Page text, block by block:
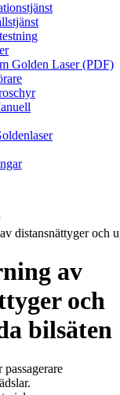
Golden Laser (PDF)
distansnättyger och
av
och
bilsäten